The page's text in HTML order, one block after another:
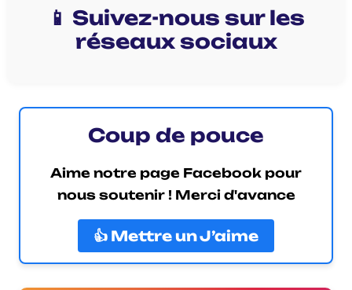
📱 Suivez-nous sur les
réseaux sociaux
Coup de pouce
Aime notre page Facebook pour
nous soutenir ! Merci d'avance
👍 Mettre un J’aime